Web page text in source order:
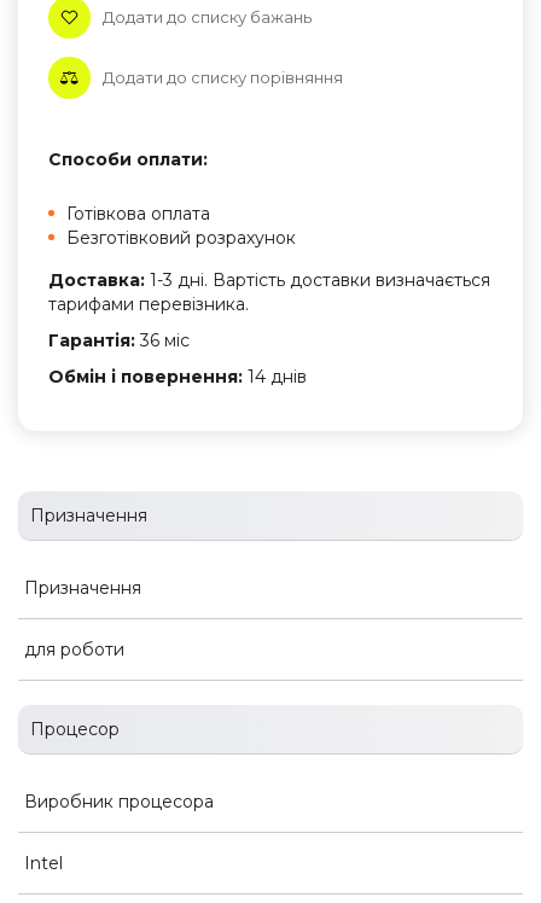
Додати до списку бажань
Додати до списку порівняння
Способи оплати:
Готівкова оплата
Безготівковий розрахунок
Доставка: 1-3 дні. Вартість доставки визначається
тарифами перевізника.
Гарантія:36 міс
Обмін і повернення: 14 днів
Призначення
Призначення
для роботи
Процесор
Виробник процесора
Intel